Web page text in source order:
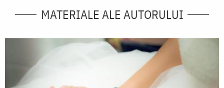
MATERIALE ALE AUTORULUI